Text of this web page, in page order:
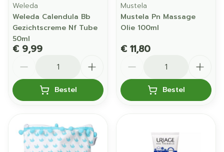
Weleda
Weleda Calendula Bb
Gezichtscreme Nf Tube
50ml
€ 9,99
Bestel
Mustela
Mustela Pn Massage
Olie 100ml
€ 11,80
Bestel